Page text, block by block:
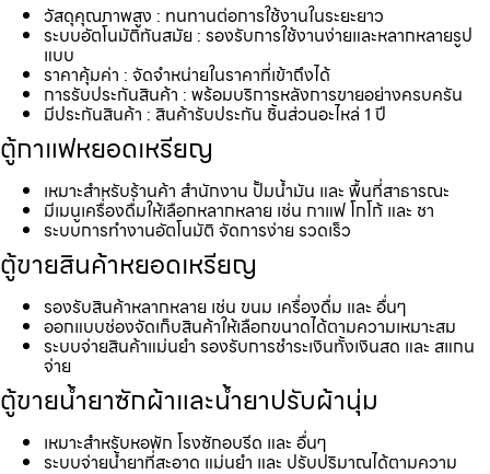
วัสดุคุณภาพสูง : ทนทานต่อการใช้งานในระยะยาว
ระบบอัตโนมัติทันสมัย : รองรับการใช้งานง่ายและหลากหลายรูป
แบบ
ราคาคุ้มค่า : จัดจำหน่ายในราคาที่เข้าถึงได้
การรับประกันสินค้า : พร้อมบริการหลังการขายอย่างครบครัน
มีประกันสินค้า : สินค้ารับประกัน ชิ้นส่วนอะไหล่ 1 ปี
ตู้กาแฟหยอดเหรียญ
เหมาะสำหรับร้านค้า สำนักงาน ปั้มน้ำมัน และ พื้นที่สาธารณะ
มีเมนูเครื่องดื่มให้เลือกหลากหลาย เช่น กาแฟ โกโก้ และ ชา
ระบบการทำงานอัตโนมัติ จัดการง่าย รวดเร็ว
ตู้ขายสินค้าหยอดเหรียญ
รองรับสินค้าหลากหลาย เช่น ขนม เครื่องดื่ม และ อื่นๆ
ออกแบบช่องจัดเก็บสินค้าให้เลือกขนาดได้ตามความเหมาะสม
ระบบจ่ายสินค้าแม่นยำ รองรับการชำระเงินทั้งเงินสด และ สแกน
จ่าย
ตู้ขายน้ำยาซักผ้าและน้ำยาปรับผ้านุ่ม
เหมาะสำหรับหอพัก โรงซักอบรีด และ อื่นๆ
ระบบจ่ายน้ำยาที่สะอาด แม่นยำ และ ปรับปริมาณได้ตามความ